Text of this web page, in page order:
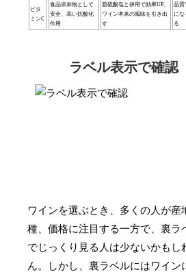
ビタ
ミンC
食品添加物として
安全、高い抗酸化
作用
亜硫酸塩と併用で効果UP、
ワイン本来の風味を引き出
す
品質
にな
る
ラベル表示で確認
ワインを選ぶとき、多くの人が産
種、価格に注目する一方で、裏ラ
でじっくり見る人は少ないかもし
ん。しかし、裏ラベルにはワイン